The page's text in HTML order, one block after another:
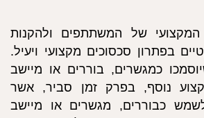
של המשתתפים ולהקנות
בפתרון סכסוכים מקצועי ויעיל.
כמגשרים, בוררים או מיישב
נוסף, בפרק זמן סביר, אשר
כבוררים, מגשרים או מיישב